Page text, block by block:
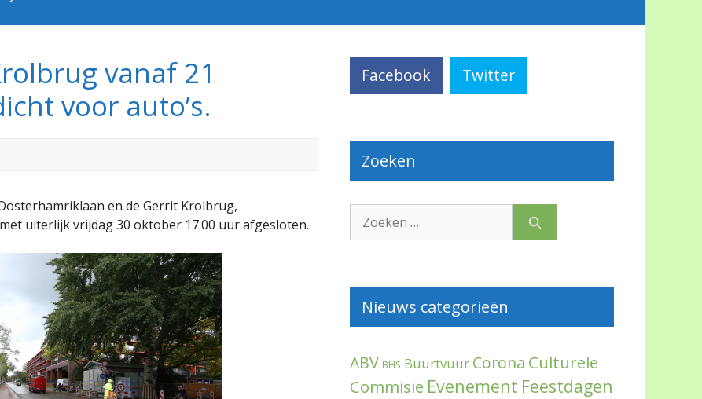
vanaf 21
voor auto’s.
en de Gerrit Krolbrug,
uiterlijk vrijdag 30 oktober 17.00 uur afgesloten.
Facebook Twitter
Zoeken
naar:
Nieuws categorieën
ABV BHS Buurtvuur Corona Culturele
Commisie Evenement Feestdagen